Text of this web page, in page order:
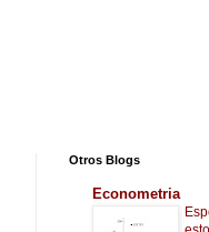
Otros Blogs
Econometria